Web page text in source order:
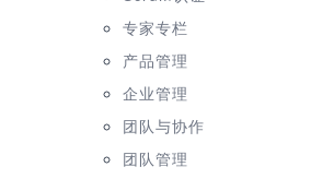
专家专栏
产品管理
企业管理
团队与协作
团队管理